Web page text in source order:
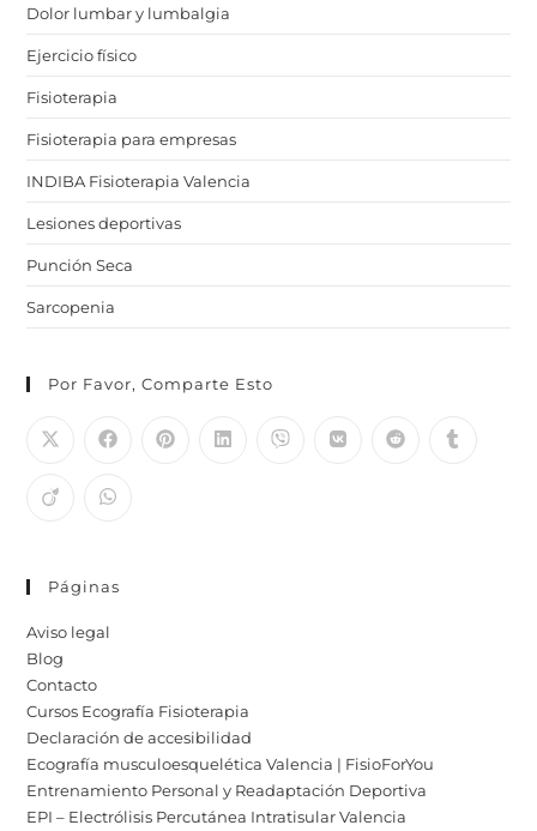
Dolor lumbar y lumbalgia
Ejercicio físico
Fisioterapia
Fisioterapia para empresas
INDIBA Fisioterapia Valencia
Lesiones deportivas
Punción Seca
Sarcopenia
Por Favor, Comparte Esto
Páginas
Aviso legal
Blog
Contacto
Cursos Ecografía Fisioterapia
Declaración de accesibilidad
Ecografía musculoesquelética Valencia | FisioForYou
Entrenamiento Personal y Readaptación Deportiva
EPI – Electrólisis Percutánea Intratisular Valencia